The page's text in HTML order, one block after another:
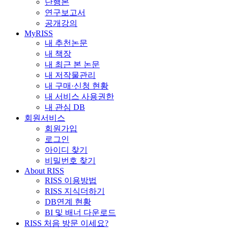
단행본
연구보고서
공개강의
MyRISS
내 추천논문
내 책장
내 최근 본 논문
내 저작물관리
내 구매·신청 현황
내 서비스 사용권한
내 관심 DB
회원서비스
회원가입
로그인
아이디 찾기
비밀번호 찾기
About RISS
RISS 이용방법
RISS 지식더하기
DB연계 현황
BI 및 배너 다운로드
RISS 처음 방문 이세요?